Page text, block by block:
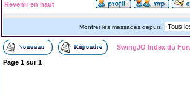
Revenir en haut
Montrer les messages depuis:
SwingJO Index du
Page 1sur1